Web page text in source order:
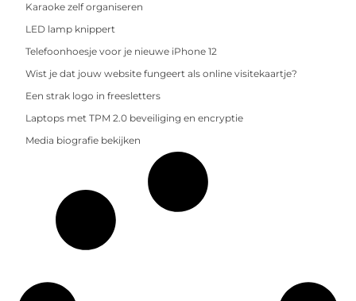
Karaoke zelf organiseren
LED lamp knippert
Telefoonhoesje voor je nieuwe iPhone 12
Wist je dat jouw website fungeert als online visitekaartje?
Een strak logo in freesletters
Laptops met TPM 2.0 beveiliging en encryptie
Media biografie bekijken